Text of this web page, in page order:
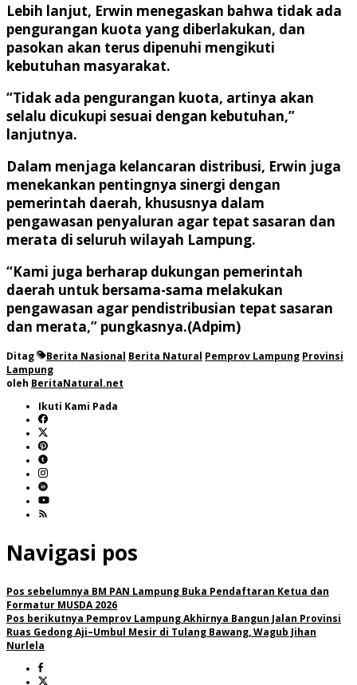
Lebih lanjut, Erwin menegaskan bahwa tidak ada
pengurangan kuota yang diberlakukan, dan
pasokan akan terus dipenuhi mengikuti
kebutuhan masyarakat.
“Tidak ada pengurangan kuota, artinya akan
selalu dicukupi sesuai dengan kebutuhan,”
lanjutnya.
Dalam menjaga kelancaran distribusi, Erwin juga
menekankan pentingnya sinergi dengan
pemerintah daerah, khususnya dalam
pengawasan penyaluran agar tepat sasaran dan
merata di seluruh wilayah Lampung.
“Kami juga berharap dukungan pemerintah
daerah untuk bersama-sama melakukan
pengawasan agar pendistribusian tepat sasaran
dan merata,” pungkasnya.(Adpim)
Ditag Berita Nasional Berita Natural Pemprov Lampung Provinsi
Lampung
oleh BeritaNatural.net
Ikuti Kami Pada
Navigasi pos
Pos sebelumnya BM PAN Lampung Buka Pendaftaran Ketua dan
Formatur MUSDA 2026
Pos berikutnya Pemprov Lampung Akhirnya Bangun Jalan Provinsi
Ruas Gedong Aji–Umbul Mesir di Tulang Bawang, Wagub Jihan
Nurlela